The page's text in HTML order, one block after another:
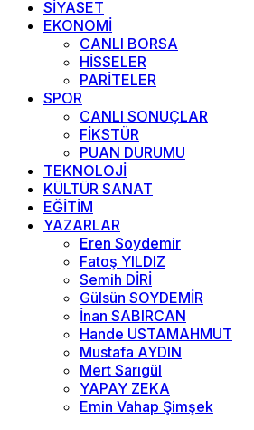
SİYASET
EKONOMİ
CANLI BORSA
HİSSELER
PARİTELER
SPOR
CANLI SONUÇLAR
FİKSTÜR
PUAN DURUMU
TEKNOLOJİ
KÜLTÜR SANAT
EĞİTİM
YAZARLAR
Eren Soydemir
Fatoş YILDIZ
Semih DİRİ
Gülsün SOYDEMİR
İnan SABIRCAN
Hande USTAMAHMUT
Mustafa AYDIN
Mert Sarıgül
YAPAY ZEKA
Emin Vahap Şimşek